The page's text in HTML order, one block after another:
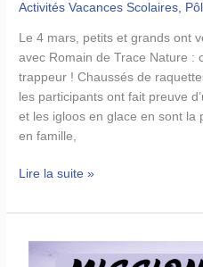
Activités Vacances Scolaires,
Le 4 mars, petits et grands ont
avec Romain de Trace Nature :
trappeur ! Chaussés de
les participants ont fait preuve
et les igloos en glace en sont
en famille,
Retour
La
Survie
Lire la suite »